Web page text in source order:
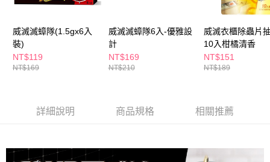
１．透過由恩沛科技股份有限公司提供之「AFTEE先享後付」服務完成之交
易，需依本服務之必要範圍內提供個人資料，並將交易相關給付款項請求債
權轉讓予恩沛科技股份有限公司。
２．關於個人資料處理事宜，請瀏覽以下網址：
https://aftee.tw/terms/#terms3
４．使用「AFTEE先享後付」時，將依據個別帳號之用戶狀況，依本公司即
５．嚴禁一人註冊多個帳號或使用他人資訊註冊。若發現惡意使用之情形，
恩沛科技股份有限公司將有權停止該用戶之使用額度並採取法律行動。
每筆NT$65，滿NT$490(含以上)免運費
付款後7-11取貨
每筆NT$65，滿NT$490(含以上)免運費
每筆NT$100，滿NT$790(含以上)免運費
威滅滅蟑隊(1.5gx6入
裝)
NT$119
NT$169
威滅滅蟑隊6入-優雅設
計
NT$169
NT$210
威滅衣櫃除蟲片
10入柑橘清香
NT$151
NT$189
詳細說明 商品規格 相關推薦